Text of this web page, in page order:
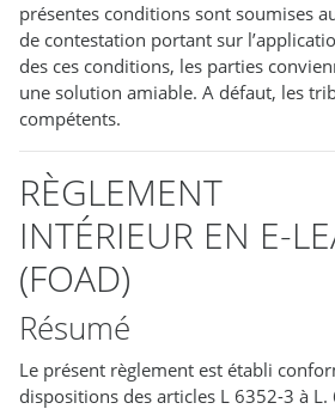
présentes conditions sont soumises
de contestation portant sur
des ces conditions, les parties
une solution amiable. A défaut, les
compétents.
RÈGLEMENT
INTÉRIEUR EN E-
(FOAD)
Résumé
Le présent règlement est établi
dispositions des articles L 6352-3 à